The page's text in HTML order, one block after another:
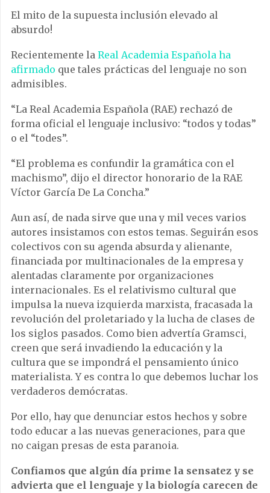
El mito de la supuesta inclusión elevado al
absurdo!
Recientemente la Real Academia Española ha
afirmado que tales prácticas del lenguaje no son
admisibles.
“La Real Academia Española (RAE) rechazó de
forma oficial el lenguaje inclusivo: “todos y todas”
o el “todes”.
“El problema es confundir la gramática con el
machismo”, dijo el director honorario de la RAE
Víctor García De La Concha.”
Aun así, de nada sirve que una y mil veces varios
autores insistamos con estos temas. Seguirán esos
colectivos con su agenda absurda y alienante,
financiada por multinacionales de la empresa y
alentadas claramente por organizaciones
internacionales. Es el relativismo cultural que
impulsa la nueva izquierda marxista, fracasada la
revolución del proletariado y la lucha de clases de
los siglos pasados. Como bien advertía Gramsci,
creen que será invadiendo la educación y la
cultura que se impondrá el pensamiento único
materialista. Y es contra lo que debemos luchar los
verdaderos demócratas.
Por ello, hay que denunciar estos hechos y sobre
todo educar a las nuevas generaciones, para que
no caigan presas de esta paranoia.
Confiamos que algún día prime la sensatez y se
advierta que el lenguaje y la biología carecen de